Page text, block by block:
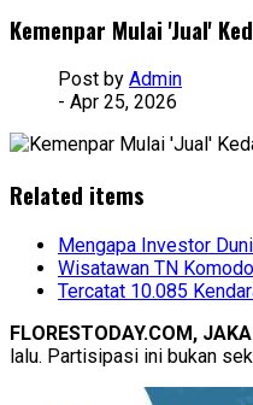
Kemenpar Mulai 'Jual'
Post by Admin
- Apr 25, 2026
Related items
Mengapa Investor
Wisatawan TN
Tercatat 10.085
FLORESTODAY.COM,
lalu. Partisipasi ini bukan